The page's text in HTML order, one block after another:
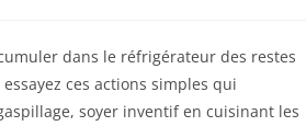
dans le réfrigérateur des restes
ces actions simples qui
soyer inventif en cuisinant les